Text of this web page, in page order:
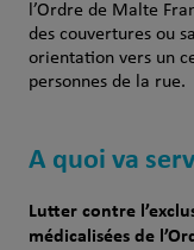
l’Ordre de Malte
des couvertures ou
orientation vers un
personnes de la rue.
A quoi va
Lutter contre
médicalisées de